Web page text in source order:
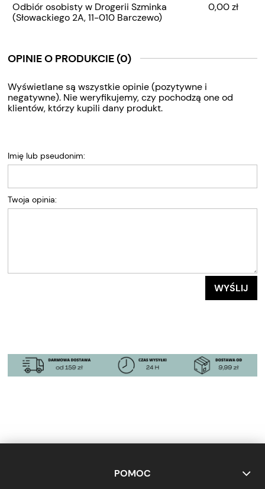
Odbiór osobisty w Drogerii Szminka
(Słowackiego 2A, 11-010 Barczewo)
0,00 zł
OPINIE O PRODUKCIE (0)
Wyświetlane są wszystkie opinie (pozytywne i
negatywne). Nie weryfikujemy, czy pochodzą one od
klientów, którzy kupili dany produkt.
Imię lub pseudonim:
Twoja opinia:
WYŚLIJ
POMOC